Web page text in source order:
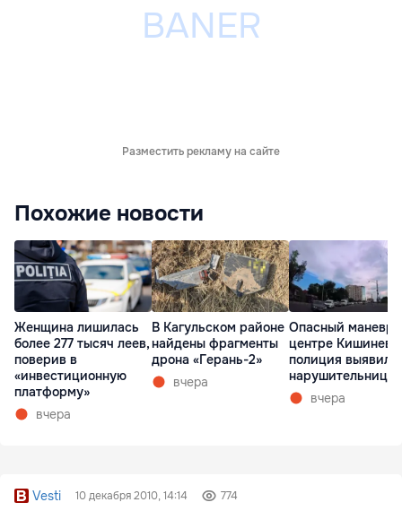
Разместить рекламу на сайте
Похожие новости
Женщина лишилась
более 277 тысяч леев,
поверив в
«инвестиционную
платформу»
вчера
В Кагульском районе
найдены фрагменты
дрона «Герань-2»
вчера
Опасный маневр
центре Кишинева:
полиция выявила
нарушительницу
вчера
Vesti 10 декабря 2010, 14:14 774